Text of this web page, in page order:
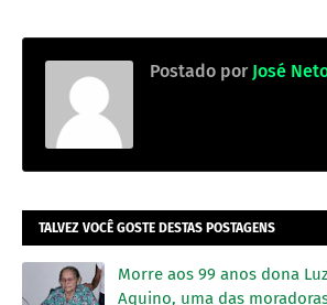
Postado por José
TALVEZ VOCÊ GOSTE DESTAS POSTAGENS
Morre aos 99 anos dona
Aquino, uma das